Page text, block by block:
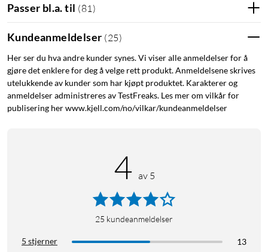
Chipolo Card brytes. Du får et varsel hvis du har latt en
glemme ting.
Få hjelp til å finne tingene dine
Med Community Search blir letingen enklere. Hvis du har
mistet en gjenstand, kan du merke den som mistet i Chipolo-
Perfekt for hele familien
Chipolo Card fungerer også utmerket til å dele med familien.
Enten familiemedlemmene bruker iPhone eller en Android-
tilgang til gjenstandens posisjon. Perfekt når noen har glemt
Passer bl.a. til (81 )
Kundeanmeldelser (25)
Her ser du hva andre kunder synes. Vi viser alle anmeldelser for å
gjøre det enklere for deg å velge rett produkt. Anmeldelsene skrives
utelukkende av kunder som har kjøpt produktet. Karakterer og
anmeldelser administreres av TestFreaks. Les mer om vilkår for
publisering her www.kjell.com/no/vilkar/kundeanmeldelser
4 av 5
25 kundeanmeldelser
5 stjerner 13